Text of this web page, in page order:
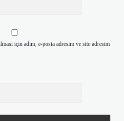
için adım, e-posta adresim ve site adresim